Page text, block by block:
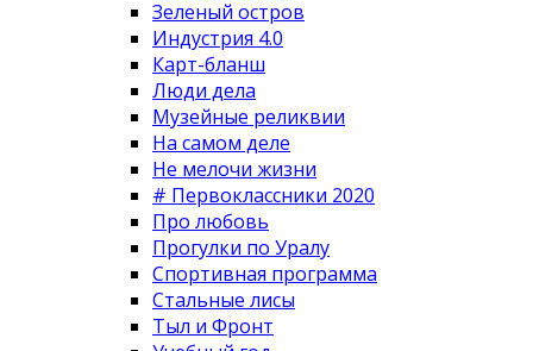
Зеленый остров
Индустрия 4.0
Карт-бланш
Люди дела
Музейные реликвии
На самом деле
Не мелочи жизни
# Первоклассники 2020
Про любовь
Прогулки по Уралу
Спортивная программа
Стальные лисы
Тыл и Фронт